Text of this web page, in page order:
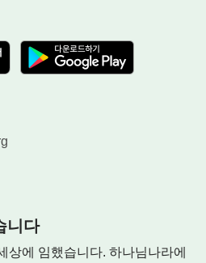
니다
상에 임했습니다. 하나님나라에